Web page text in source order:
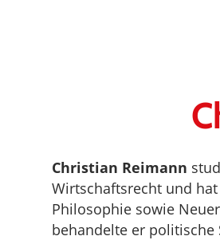
Christian Reimann
Wirtschaftsrecht und
Philosophie sowie
behandelte er